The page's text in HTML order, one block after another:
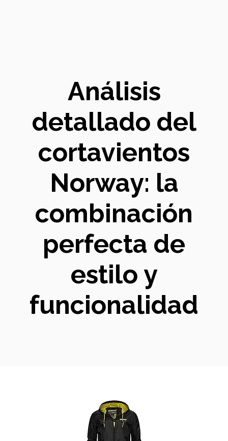
Análisis
detallado del
cortavientos
Norway: la
combinación
perfecta de
estilo y
funcionalidad